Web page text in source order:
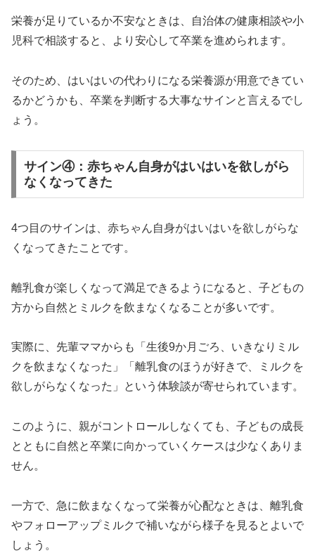
栄養が足りているか不安なときは、自治体の健康相談や小
児科で相談すると、より安心して卒業を進められます。
そのため、はいはいの代わりになる栄養源が用意できてい
るかどうかも、卒業を判断する大事なサインと言えるでし
ょう。
サイン④：赤ちゃん自身がはいはいを欲しがら
なくなってきた
4つ目のサインは、赤ちゃん自身がはいはいを欲しがらな
くなってきたことです。
離乳食が楽しくなって満足できるようになると、子どもの
方から自然とミルクを飲まなくなることが多いです。
実際に、先輩ママからも「生後9か月ごろ、いきなりミル
クを飲まなくなった」「離乳食のほうが好きで、ミルクを
欲しがらなくなった」という体験談が寄せられています。
このように、親がコントロールしなくても、子どもの成長
とともに自然と卒業に向かっていくケースは少なくありま
せん。
一方で、急に飲まなくなって栄養が心配なときは、離乳食
やフォローアップミルクで補いながら様子を見るとよいで
しょう。